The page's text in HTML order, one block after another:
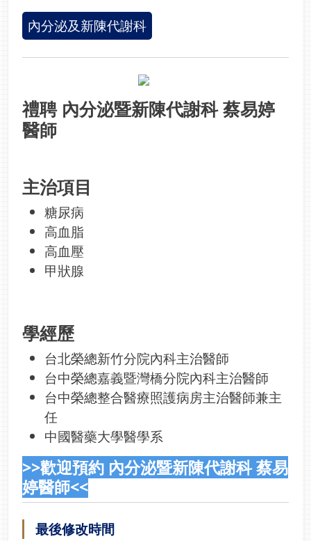
內分泌及新陳代謝科
禮聘 內分泌暨新陳代謝科 蔡易婷
醫師
主治項目
糖尿病
高血脂
高血壓
甲狀腺
學經歷
台北榮總新竹分院內科主治醫師
台中榮總嘉義暨灣橋分院內科主治醫師
台中榮總整合醫療照護病房主治醫師兼主
任
中國醫藥大學醫學系
>>歡迎預約 內分泌暨新陳代謝科 蔡易
婷醫師<<
最後修改時間